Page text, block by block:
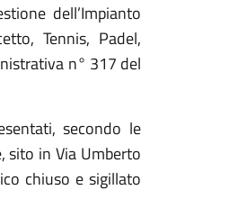
dell’Impianto
Tennis, Padel,
n° 317 del
secondo le
sito in Via Umberto
chiuso e sigillato